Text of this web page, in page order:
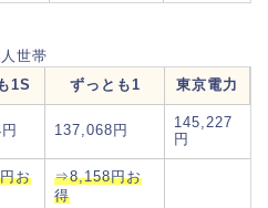
世帯
1S
ずっとも1 東京電力
137,068円
145,227
円
お
⇒8,158円お
得